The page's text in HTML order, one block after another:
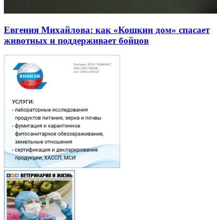
Евгения Михайлова: как «Кошкин дом» спасает
животных и поддерживает бойцов